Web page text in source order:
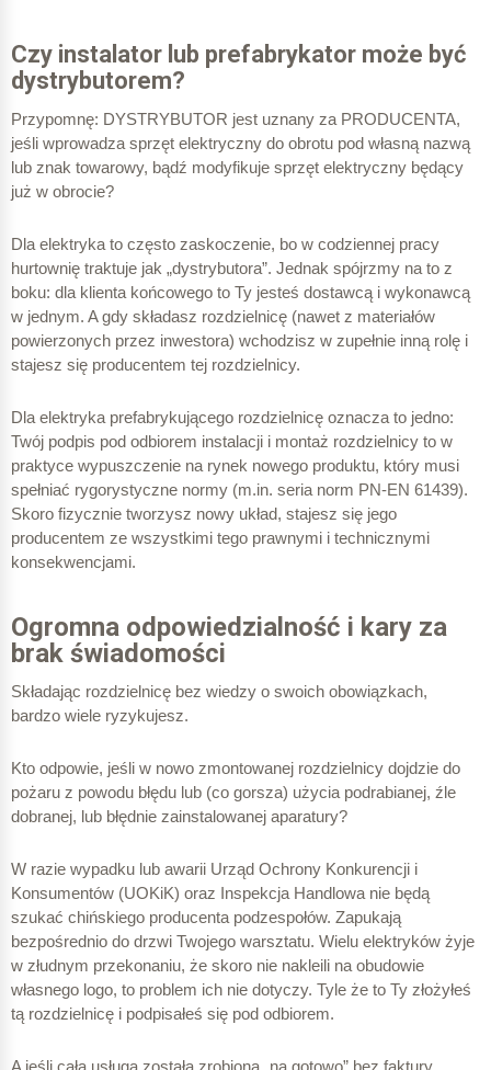
Czy instalator lub prefabrykator może być
dystrybutorem?
Przypomnę: DYSTRYBUTOR jest uznany za PRODUCENTA,
jeśli wprowadza sprzęt elektryczny do obrotu pod własną nazwą
lub znak towarowy, bądź modyfikuje sprzęt elektryczny będący
już w obrocie?
Dla elektryka to często zaskoczenie, bo w codziennej pracy
hurtownię traktuje jak „dystrybutora”. Jednak spójrzmy na to z
boku: dla klienta końcowego to Ty jesteś dostawcą i wykonawcą
w jednym. A gdy składasz rozdzielnicę (nawet z materiałów
powierzonych przez inwestora) wchodzisz w zupełnie inną rolę i
stajesz się producentem tej rozdzielnicy.
Dla elektryka prefabrykującego rozdzielnicę oznacza to jedno:
Twój podpis pod odbiorem instalacji i montaż rozdzielnicy to w
praktyce wypuszczenie na rynek nowego produktu, który musi
spełniać rygorystyczne normy (m.in. seria norm PN-EN 61439).
Skoro fizycznie tworzysz nowy układ, stajesz się jego
producentem ze wszystkimi tego prawnymi i technicznymi
konsekwencjami.
Ogromna odpowiedzialność i kary za
brak świadomości
Składając rozdzielnicę bez wiedzy o swoich obowiązkach,
bardzo wiele ryzykujesz.
Kto odpowie, jeśli w nowo zmontowanej rozdzielnicy dojdzie do
pożaru z powodu błędu lub (co gorsza) użycia podrabianej, źle
dobranej, lub błędnie zainstalowanej aparatury?
W razie wypadku lub awarii Urząd Ochrony Konkurencji i
Konsumentów (UOKiK) oraz Inspekcja Handlowa nie będą
szukać chińskiego producenta podzespołów. Zapukają
bezpośrednio do drzwi Twojego warsztatu. Wielu elektryków żyje
w złudnym przekonaniu, że skoro nie nakleili na obudowie
własnego logo, to problem ich nie dotyczy. Tyle że to Ty złożyłeś
tą rozdzielnicę i podpisałeś się pod odbiorem.
A jeśli cała usługa została zrobiona „na gotowo” bez faktury,